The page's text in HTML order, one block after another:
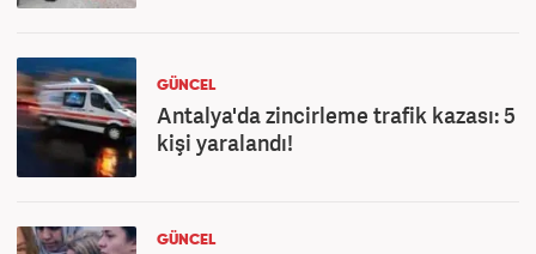
GÜNCEL
Antalya'da zincirleme trafik kazası: 5
kişi yaralandı!
GÜNCEL